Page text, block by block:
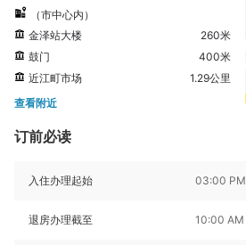
（市中心内）
金泽站大楼
260米
鼓门
400米
近江町市场
1.29公里
查看附近
订前必读
入住办理起始 03:00 PM
退房办理截至 10:00 AM